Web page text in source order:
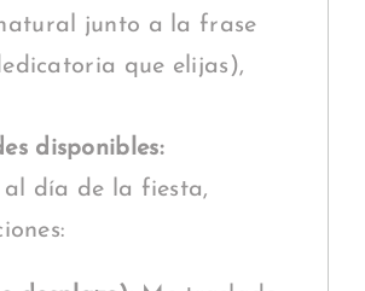
junto a la frase
que elijas),
disponibles:
día de la fiesta,